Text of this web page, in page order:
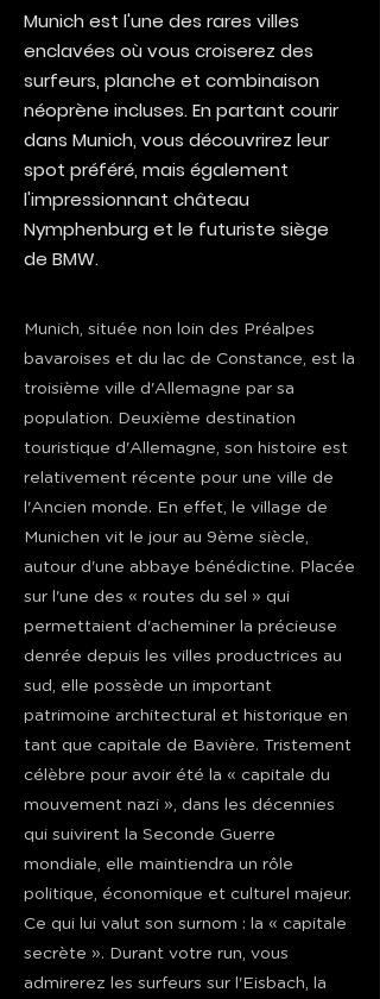
Munich est l'une des rares villes
enclavées où vous croiserez des
surfeurs, planche et combinaison
néoprène incluses. En partant courir
dans Munich, vous découvrirez leur
spot préféré, mais également
l'impressionnant château
Nymphenburg et le futuriste siège
de BMW.
Munich, située non loin des Préalpes
bavaroises et du lac de Constance, est la
troisième ville d'Allemagne par sa
population. Deuxième destination
touristique d'Allemagne, son histoire est
relativement récente pour une ville de
l'Ancien monde. En effet, le village de
Munichen vit le jour au 9ème siècle,
autour d'une abbaye bénédictine. Placée
sur l'une des « routes du sel » qui
permettaient d'acheminer la précieuse
denrée depuis les villes productrices au
sud, elle possède un important
patrimoine architectural et historique en
tant que capitale de Bavière. Tristement
célèbre pour avoir été la « capitale du
mouvement nazi », dans les décennies
qui suivirent la Seconde Guerre
mondiale, elle maintiendra un rôle
politique, économique et culturel majeur.
Ce qui lui valut son surnom : la « capitale
secrète ». Durant votre run, vous
admirerez les surfeurs sur l'Eisbach, la